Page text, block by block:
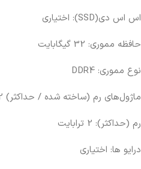
اس اس دی(SSD): اختیاری
حافظه مموری: 32 گیگابایت
نوع مموری: DDR4
ماژول‌های رم (ساخته شده / حداکثر) 1/32
رم (حداکثر): 2 ترابایت
درایو ها: اختیاری